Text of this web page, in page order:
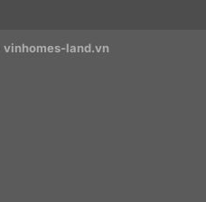
vinhomes-land.vn